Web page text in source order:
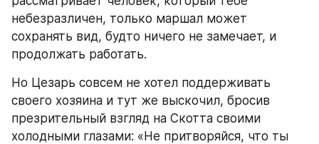
небезразличен, только маршал может
сохранять вид, будто ничего не замечает, и
продолжать работать.
Но Цезарь совсем не хотел поддерживать
своего хозяина и тут же выскочил, бросив
презрительный взгляд на Скотта своими
холодными глазами: «Не притворяйся, что ты